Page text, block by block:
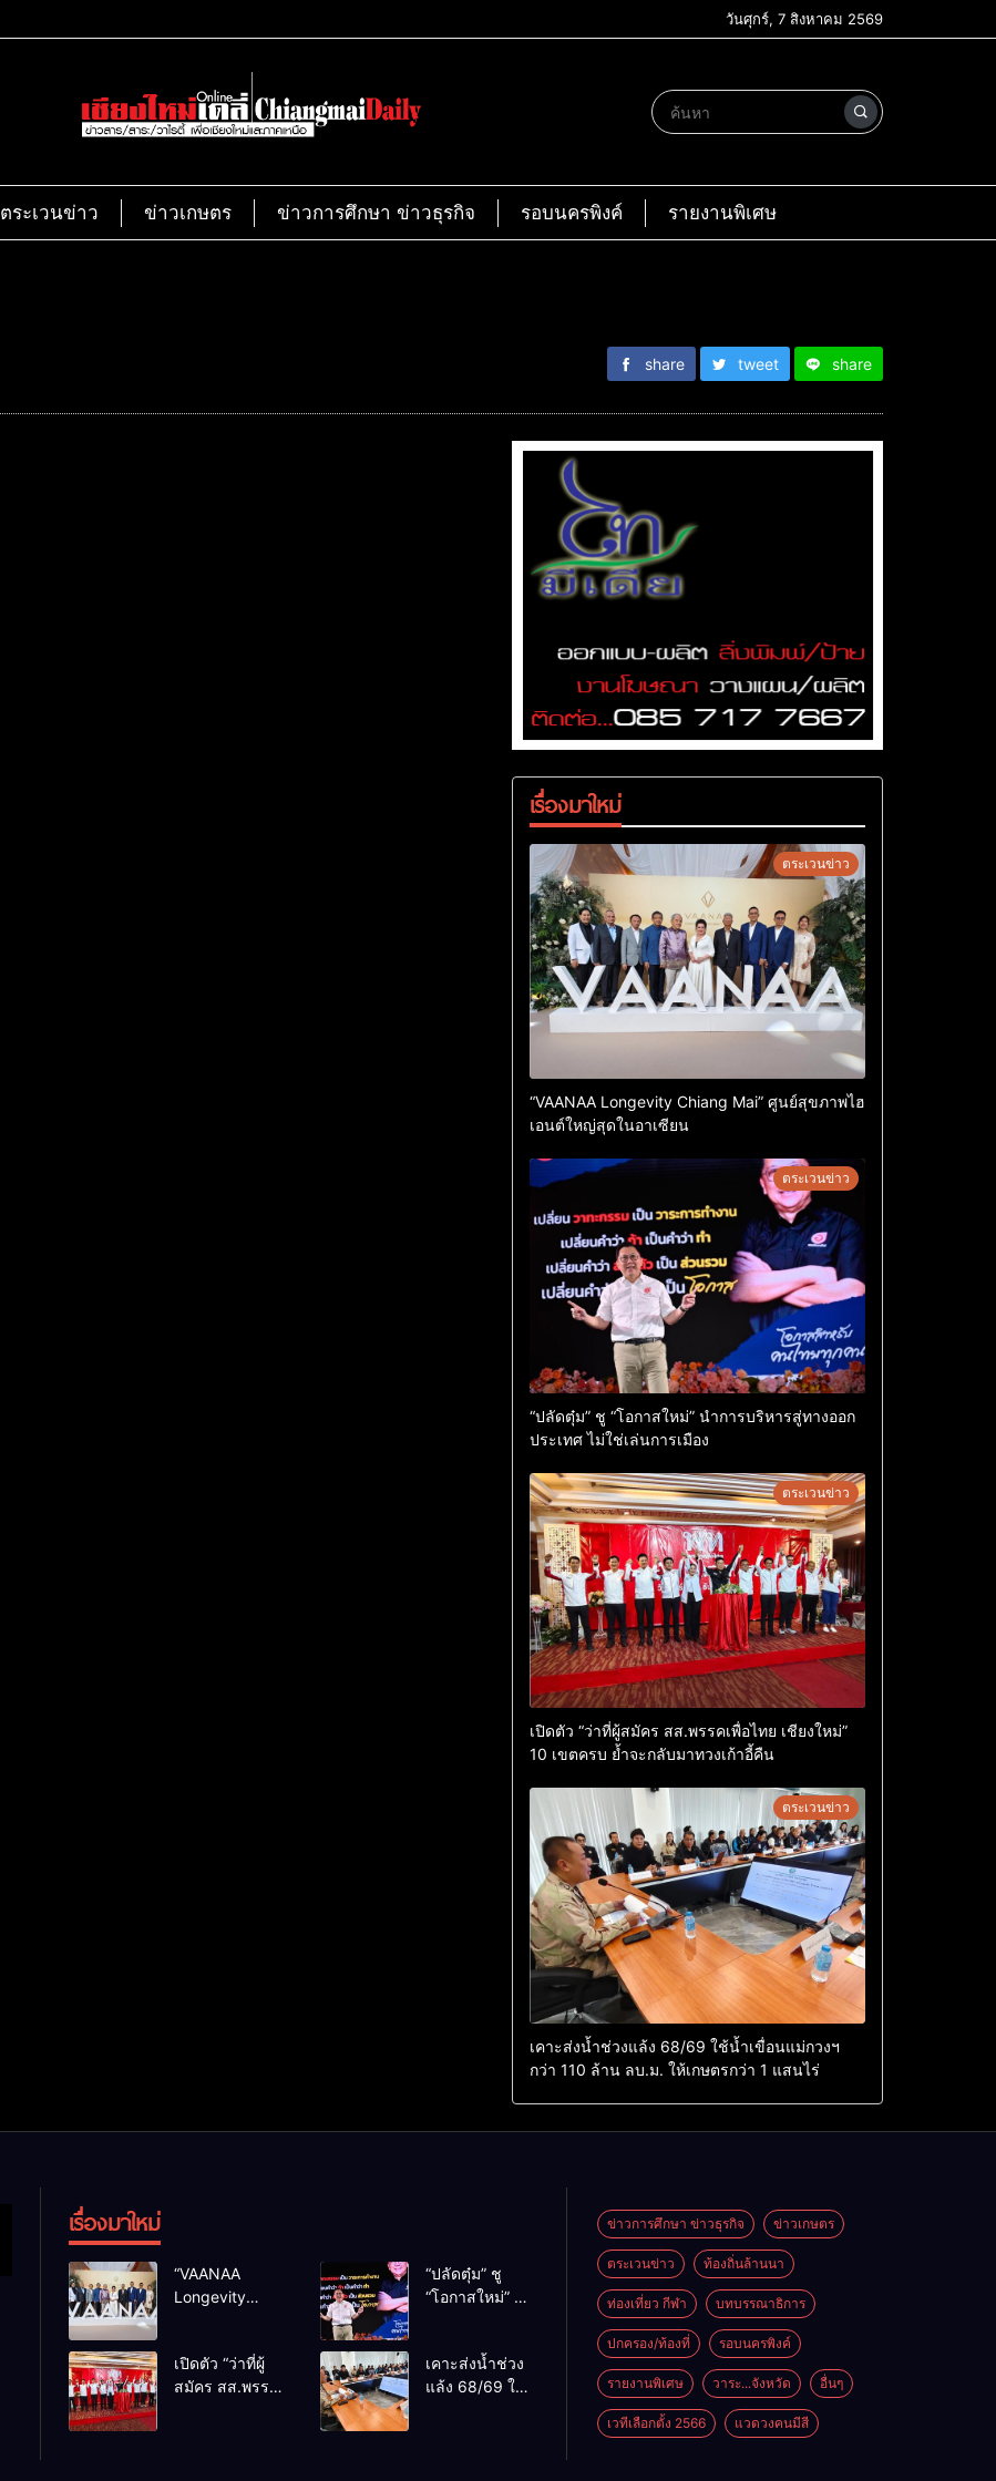
วันศุกร์, 7 สิงหาคม 2569
ตระเวนข่าว ข่าวเกษตร ข่าวการศึกษา ข่าวธุรกิจ รอบนครพิงค์ รายงานพิเศษ
share tweet share
เรื่องมาใหม่
ตระเวนข่าว
“VAANAA Longevity Chiang Mai” ศูนย์สุขภาพไฮ
เอนต์ใหญ่สุดในอาเซียน
ตระเวนข่าว
“ปลัดตุ๋ม” ชู “โอกาสใหม่” นำการบริหารสู่ทางออก
ประเทศ ไม่ใช่เล่นการเมือง
ตระเวนข่าว
เปิดตัว “ว่าที่ผู้สมัคร สส.พรรคเพื่อไทย เชียงใหม่”
10 เขตครบ ย้ำจะกลับมาทวงเก้าอี้คืน
ตระเวนข่าว
เคาะส่งน้ำช่วงแล้ง 68/69 ใช้น้ำเขื่อนแม่กวงฯ
กว่า 110 ล้าน ลบ.ม. ให้เกษตรกว่า 1 แสนไร่
เรื่องมาใหม่
“VAANAA
Longevity
เอนต์ใหญ่สุดใน
อาเซียน
“ปลัดตุ๋ม” ชู
“โอกาสใหม่” นำ
ไม่ใช่เล่น
การเมือง
เปิดตัว “ว่าที่ผู้
สมัคร สส.พรรค
เคาะส่งน้ำช่วง
แล้ง 68/69 ใช้
ข่าวการศึกษา ข่าวธุรกิจ ข่าวเกษตร
ตระเวนข่าว ท้องถิ่นล้านนา
ท่องเที่ยว กีฬา บทบรรณาธิการ
ปกครอง/ท้องที่ รอบนครพิงค์
รายงานพิเศษ วาระ...จังหวัด อื่นๆ
เวทีเลือกตั้ง 2566 แวดวงคนมีสี